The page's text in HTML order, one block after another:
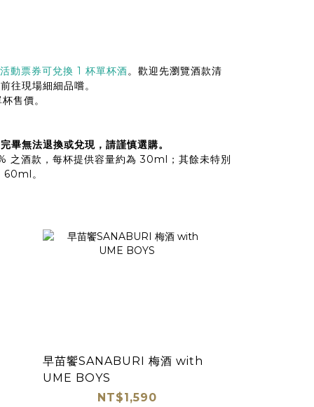
動票券可兌換 1 杯單杯酒。歡迎先瀏覽酒款清
往現場細細品嚐。
售價。
畢無法退換或兌現，請謹慎選購。
之酒款，每杯提供容量約為 30ml；其餘未特別
60ml。
早苗饗SANABURI 梅酒 with
UME BOYS
NT$1,590